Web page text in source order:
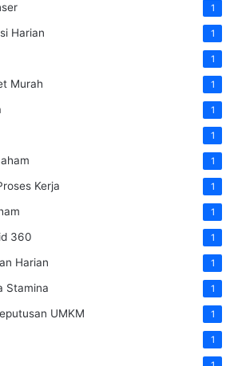
1
Harian 1
1
Murah 1
1
1
1
Kerja 1
1
360 1
Harian 1
Stamina 1
UMKM 1
1